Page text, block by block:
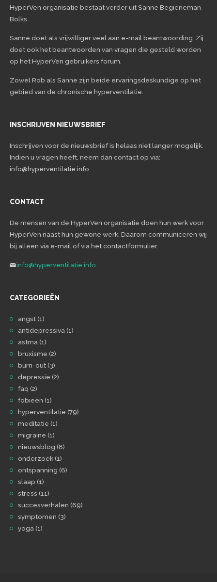
HyperVen organisatie bestaat verder uit Sanne Begieneman-
Bolks.
Sanne doet als vrijwilliger veel aan e-mail beantwoording. Zij
doet ook het beantwoorden van vragen die gesteld worden
op het HyperVen gebruikers forum.
Zowel Rob als Sanne zijn beide ervaringsdeskundige op het
gebied van de chronische hyperventilatie.
INSCHRIJVEN NIEUWSBRIEF
Inschrijven voor de nieuwsbrief is helaas niet langer mogelijk.
Indien u vragen heeft, neem dan contact op via:
info@hyperventilatie.info
CONTACT
De mensen van de HyperVen organisatie doen hun werk voor
HyperVen naast hun gewone werk. Daarom communiceren wij
bij alleen via e-mail of via het contactformulier.
info@hyperventilatie.info
CATEGORIEËN
angst(1)
antidepressiva (1)
astma (1)
bruxisme (2)
burn-out(3)
depressie (2)
faq (2)
fobieën (1)
hyperventilatie (79)
meditatie (1)
migraine (1)
nieuwsblog (8)
onderzoek(1)
ontspanning (6)
slaap (1)
stress (11)
succesverhalen (69)
symptomen (3)
yoga (1)